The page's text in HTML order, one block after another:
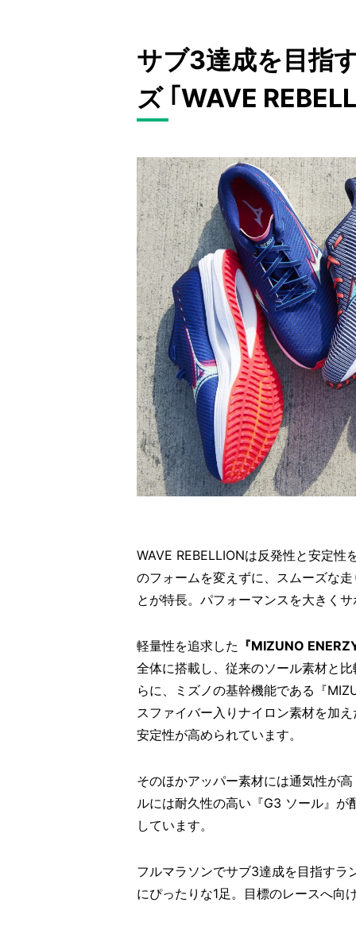
サブ3達成を目指
ズ ｢WAVE
WAVE REBELLIONは反発性と安定
のフォームを変えずに、スムーズな
とが特長。パフォーマンスを大きく
軽量性を追求した 『MIZUNO
全体に搭載し、従来のソール素材と
らに、ミズノの基幹機能である『
スファイバー入りナイロン素材を加
安定性が高められています。
そのほかアッパー素材には通気性が
ルには耐久性の高い『G3 ソール』
しています。
フルマラソンでサブ3達成を目指すラ
にぴったりな1足。目標のレースへ向